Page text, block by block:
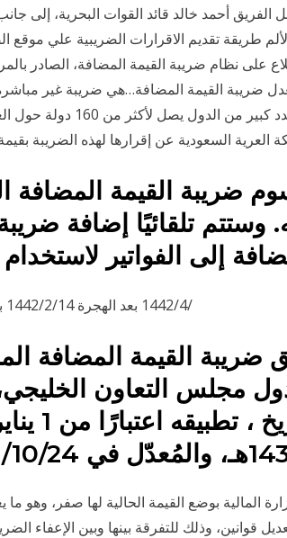
أحمد خالد قائد القوات البحرية، إلى
تقديم الاقرارات الضريبية علي موقع
على نظام ضريبة القيمة المضافة، الصادر
) بتاريخ 2 / 11 / 1438 هـ المعدل ضريبة القيمة المضافة…هي ضريبة
معظم السلع والخدمات وتم تطبيقها في عدد
السعودية عن إقرارها لهذه الضريبة بقيمة 5% بدءاً
القيمة المضافة
وستتم تلقائيًا إضافة
27‏‏/4‏‏/1442 بعد الهجرة 14‏‏/2‏‏/1442 بعد الهجرة
ضريبة القيمة المضافة
مجلس التعاون
المالية بوضع القيمة الحالية لها صفر، وهو ما
قوانين، وذلك للتفرقة بينها وبين الإعفاء